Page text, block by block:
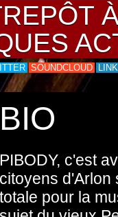
SOUNDCLOUD
BIO
PIBODY, c'est
citoyens d'Arlon
totale pour la